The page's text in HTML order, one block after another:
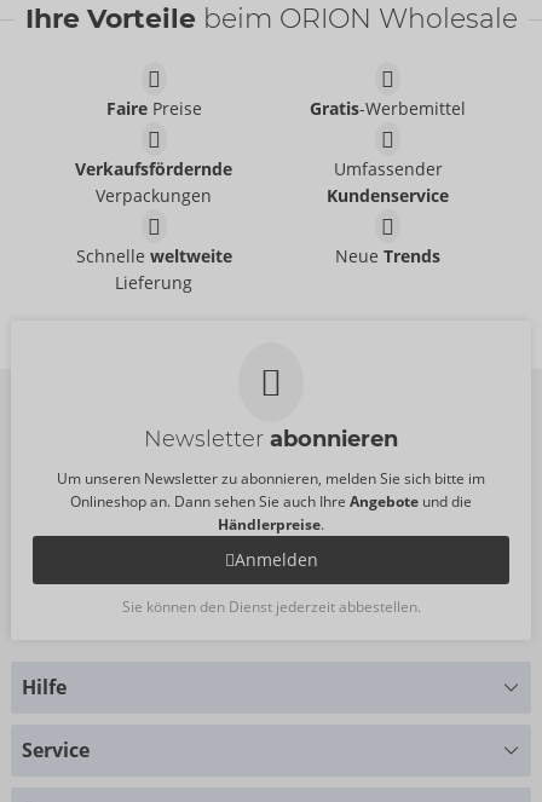
Svenjoyment- ORION Brand
21004101701
Svenjoyment- ORION Brand
21336871711
44,95 €
- ORION Brand
Ihre Vorteile beim ORION Wholesale
FairePreise Gratis-Werbemittel
Verkaufsfördernde
Verpackungen
Umfassender
Kundenservice
Schnelle weltweite
Lieferung
NeueTrends
Newsletter abonnieren
Um unseren Newsletter zu abonnieren, melden Sie sich bitte im
Onlineshop an. Dann sehen Sie auch Ihre Angebote und die
Händlerpreise.
Anmelden
Sie können den Dienst jederzeit abbestellen.
Hilfe
Service